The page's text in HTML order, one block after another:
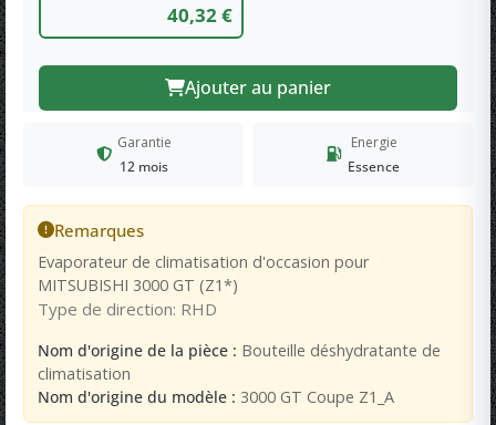
40,32 €
Ajouter au panier
Garantie
12 mois
Energie
Essence
Remarques
Evaporateur de climatisation d'occasion pour
MITSUBISHI 3000 GT (Z1*)
Type de direction: RHD
Nom d'origine de la pièce : Bouteille déshydratante de
climatisation
Nom d'origine du modèle : 3000 GT Coupe Z1_A